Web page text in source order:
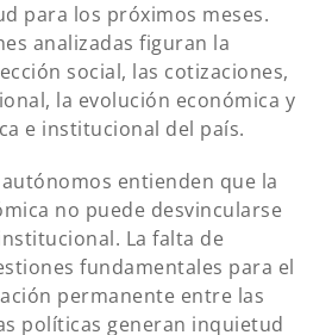
para los próximos meses.
analizadas figuran la
social, las cotizaciones,
la evolución económica y
e institucional del país.
entienden que la
no puede desvincularse
La falta de
fundamentales para el
permanente entre las
políticas generan inquietud